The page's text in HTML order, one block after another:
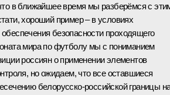
в ближайшее время мы разберёмся с
хороший пример – в условиях
безопасности проходящего
мира по футболу мы с пониманием
россиян о применении элементов
но ожидаем, что все оставшиеся
белорусско-российской границы